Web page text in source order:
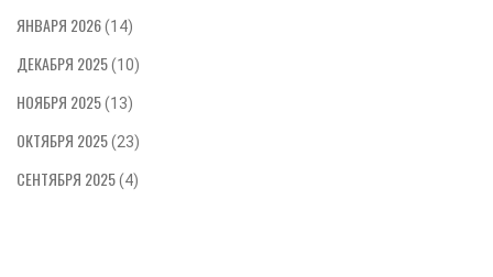
ЯНВАРЯ 2026(14)
ДЕКАБРЯ 2025(10)
НОЯБРЯ 2025(13)
ОКТЯБРЯ 2025(23)
СЕНТЯБРЯ 2025(4)